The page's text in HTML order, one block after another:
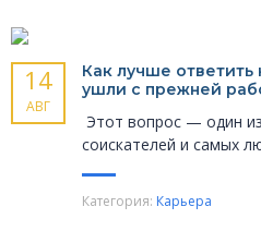
14
АВГ
Как лучше ответить
ушли с прежней
Этот вопрос — один
соискателей и самых
Категория: Карьера